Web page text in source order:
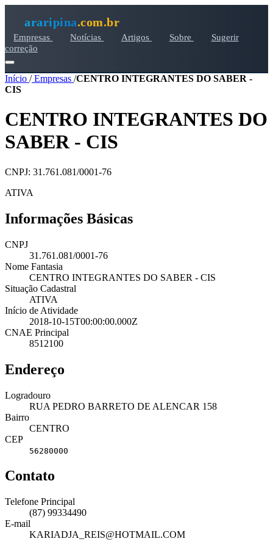
araripina.com.br
Empresas Notícias Artigos Sobre
Sugerir
correção
Início /Empresas /CENTRO INTEGRANTES DO SABER -
CIS
CENTRO INTEGRANTES DO
SABER - CIS
CNPJ: 31.761.081/0001-76
ATIVA
Informações Básicas
CNPJ
31.761.081/0001-76
Nome Fantasia
CENTRO INTEGRANTES DO SABER - CIS
Situação Cadastral
ATIVA
Início de Atividade
2018-10-15T00:00:00.000Z
CNAE Principal
8512100
Endereço
Logradouro
RUA PEDRO BARRETO DE ALENCAR 158
Bairro
CENTRO
CEP
56280000
Contato
Telefone Principal
(87) 99334490
E-mail
KARIADJA_REIS@HOTMAIL.COM